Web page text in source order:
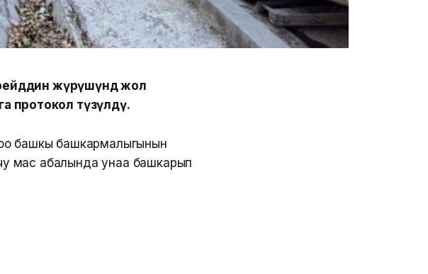
жүрүшүндө жол
протокол түзүлдү.
башкы башкармалыгынын
мас абалында унаа башкарып